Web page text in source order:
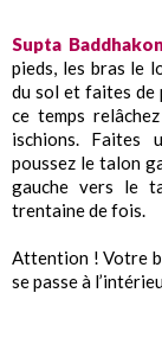
Supta
pieds, les bras le
du sol et faites de
ce temps
ischions. Faites
poussez le talon
gauche vers le
trentaine de fois.
Attention ! Votre
se passe à